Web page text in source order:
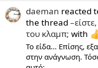
daeman reacted
the thread
του κλαμπ; with
Το είδα... Επίσης,
στην ανάγνωση.